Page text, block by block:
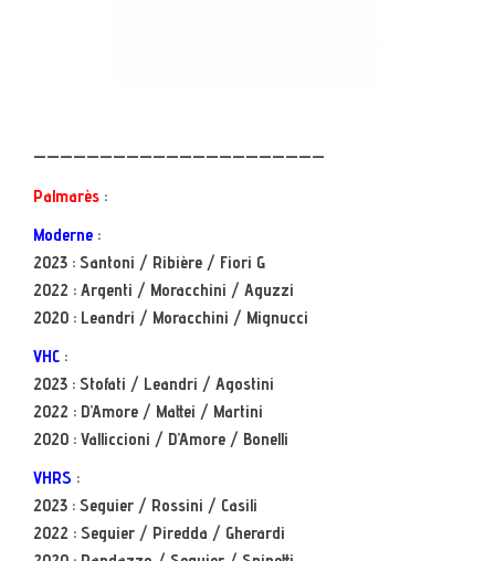
——————————————————————
Palmarès :
Moderne :
2023 : Santoni / Ribière / Fiori G
2022 : Argenti / Moracchini / Aguzzi
2020 : Leandri / Moracchini / Mignucci
VHC :
2023 : Stofati / Leandri / Agostini
2022 : D’Amore / Mattei / Martini
2020 : Valliccioni / D’Amore / Bonelli
VHRS :
2023 : Seguier / Rossini / Casili
2022 : Seguier / Piredda / Gherardi